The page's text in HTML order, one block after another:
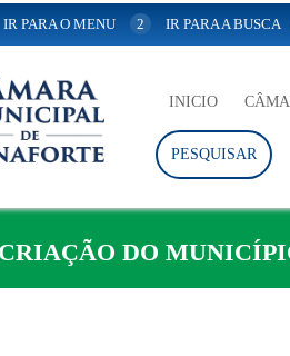
IR PARA O MENU 2 IR PARA A BUSCA
INICIO
PESQUISAR
CRIAÇÃO DO